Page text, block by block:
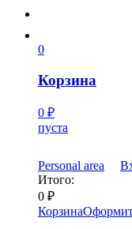
0
Корзина
0 ₽
пуста
Personal area
Итого:
0 ₽
Корзина